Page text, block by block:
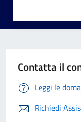
Contatta il
Leggi le
Richiedi